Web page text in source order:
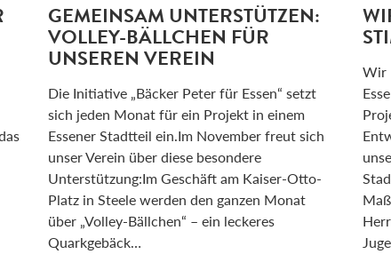
GEMEINSAM UNTERSTÜTZEN:
VOLLEY-BÄLLCHEN FÜR
UNSEREN VEREIN
Die Initiative „Bäcker Peter für Essen“ setzt
sich jeden Monat für ein Projekt in einem
Essener Stadtteil ein.Im November freut sich
unser Verein über diese besondere
Unterstützung:Im Geschäft am Kaiser-Otto-
Platz in Steele werden den ganzen Monat
über „Volley-Bällchen“ – ein leckeres
Quarkgebäck…
Wir